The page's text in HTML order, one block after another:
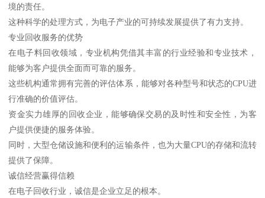
境的责任。
这种科学的处理方式，为电子产业的可持续发展提供了有力支持。
专业回收服务的优势
在电子料回收领域，专业机构凭借其丰富的行业经验和专业技术，
能够为客户提供全面而可靠的服务。
这些机构通常拥有完善的评估体系，能够对各种型号和状态的CPU进
行准确的价值评估。
资金实力雄厚的回收企业，能够确保交易的及时性和安全性，为客
户提供便捷的服务体验。
同时，大型仓储设施和便利的运输条件，也为大量CPU的存储和流转
提供了保障。
诚信经营赢得信赖
在电子回收行业，诚信是企业立足的根本。